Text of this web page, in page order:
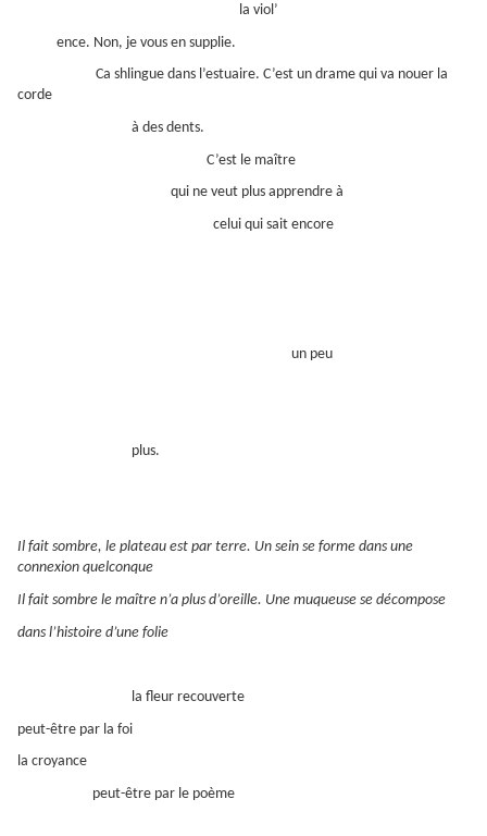
la viol’
ence. Non, je vous en supplie.
Ca shlingue dans l’estuaire. C’est un drame qui va nouer la
corde
à des dents.
C’est le maître
qui ne veut plus apprendre à
celui qui sait encore
un peu
plus.
Il fait sombre, le plateau est par terre. Un sein se forme dans une
connexion quelconque
Il fait sombre le maître n’a plus d’oreille. Une muqueuse se décompose
dans l’histoire d’une folie
la fleur recouverte
peut-être par la foi
la croyance
peut-être par le poème